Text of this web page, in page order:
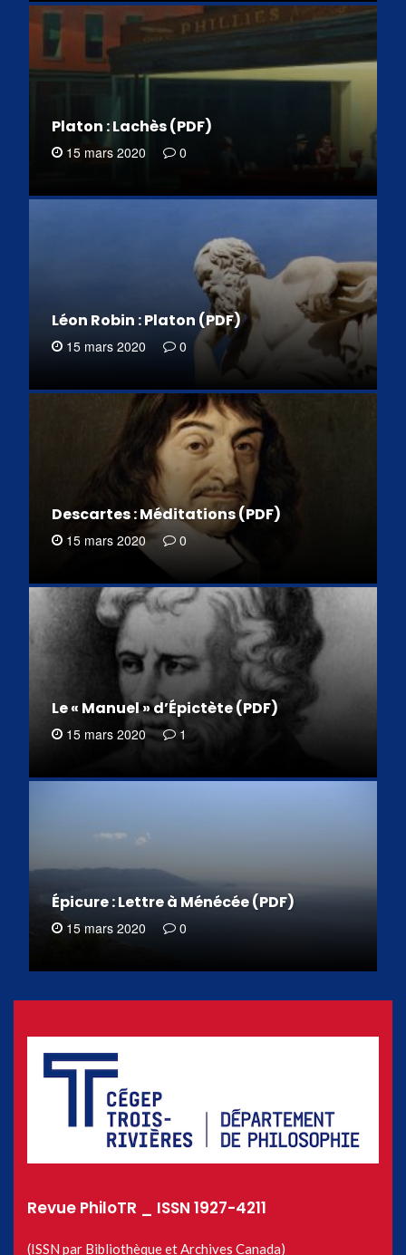
Platon : Lachès (PDF)
15 mars 2020 0
Léon Robin : Platon (PDF)
15 mars 2020 0
Descartes : Méditations (PDF)
15 mars 2020 0
Le « Manuel » d’Épictète (PDF)
15 mars 2020 1
Épicure : Lettre à Ménécée (PDF)
15 mars 2020 0
Revue PhiloTR _ ISSN 1927-4211
(ISSN par Bibliothèque et Archives Canada)